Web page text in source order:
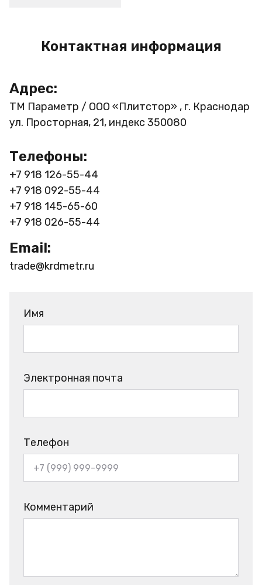
Контактная информация
Адрес:
ТМ Параметр / ООО «Плитстор» , г. Краснодар
ул. Просторная, 21, индекс 350080
Телефоны:
+7 918 126-55-44
+7 918 092-55-44
+7 918 145-65-60
+7 918 026-55-44
Email:
trade@krdmetr.ru
Имя
Электронная почта
Телефон
Комментарий